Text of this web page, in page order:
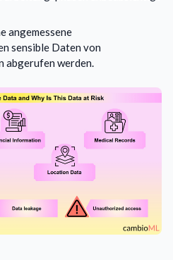
angemessene
sensible Daten von
abgerufen werden.